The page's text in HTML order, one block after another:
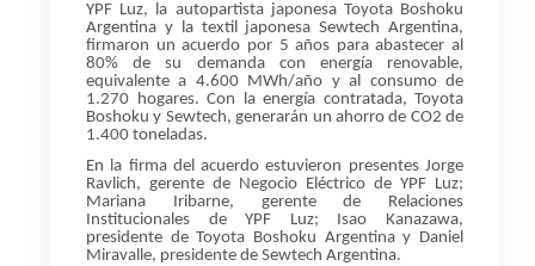
YPF Luz, la autopartista japonesa Toyota Boshoku
Argentina y la textil japonesa Sewtech Argentina,
firmaron un acuerdo por 5 años para abastecer al
80% de su demanda con energía renovable,
equivalente a 4.600 MWh/año y al consumo de
1.270 hogares. Con la energía contratada, Toyota
Boshoku y Sewtech, generarán un ahorro de CO2 de
1.400 toneladas.
En la firma del acuerdo estuvieron presentes Jorge
Ravlich, gerente de Negocio Eléctrico de YPF Luz;
Mariana Iribarne, gerente de Relaciones
Institucionales de YPF Luz; Isao Kanazawa,
presidente de Toyota Boshoku Argentina y Daniel
Miravalle, presidente de Sewtech Argentina.